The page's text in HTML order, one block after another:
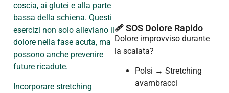
coscia, ai glutei e alla parte
bassa della schiena. Questi
esercizi non solo alleviano il
dolore nella fase acuta, ma
possono anche prevenire
future ricadute.
Incorporare stretching
🩹 SOS Dolore Rapido
Dolore improvviso durante
la scalata?
Polsi → Stretching
avambracci